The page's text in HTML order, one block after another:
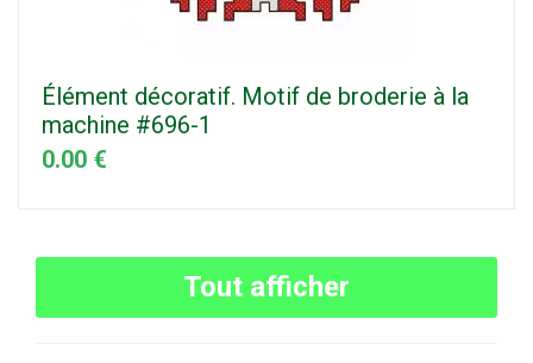
Élément décoratif. Motif de broderie à la
machine #696-1
0.00 €
Tout afficher